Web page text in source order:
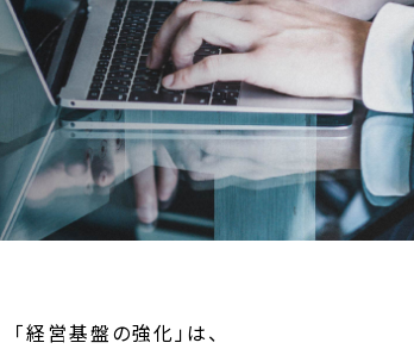
「経営基盤の強化」は、